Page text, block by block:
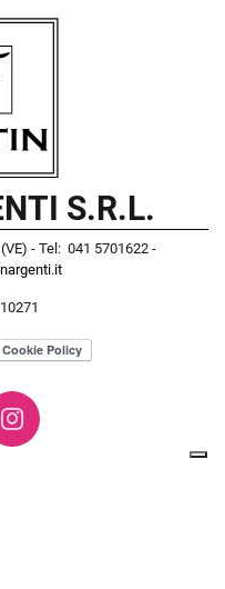
S.R.L.
- Tel: 041 5701622 -